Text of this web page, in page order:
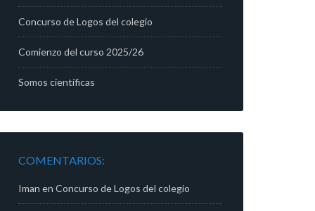
Concurso de Logos del colegio
Comienzo del curso 2025/26
Somos científicas
COMENTARIOS:
Iman en Concurso de Logos del colegio